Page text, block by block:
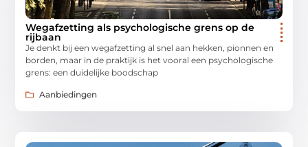
Wegafzetting als psychologische grens op de
rijbaan
Je denkt bij een wegafzetting al snel aan hekken, pionnen en
borden, maar in de praktijk is het vooral een psychologische
grens: een duidelijke boodschap
Aanbiedingen